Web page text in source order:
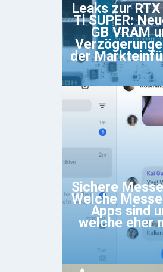
Leaks zur
Ti SUPER:
GB VRAM
der
Sichere
Welche
Apps sind
welche eher